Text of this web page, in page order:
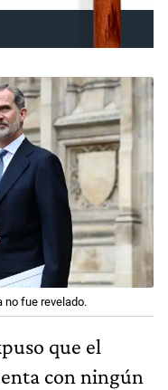
no fue revelado.
que el
con ningún